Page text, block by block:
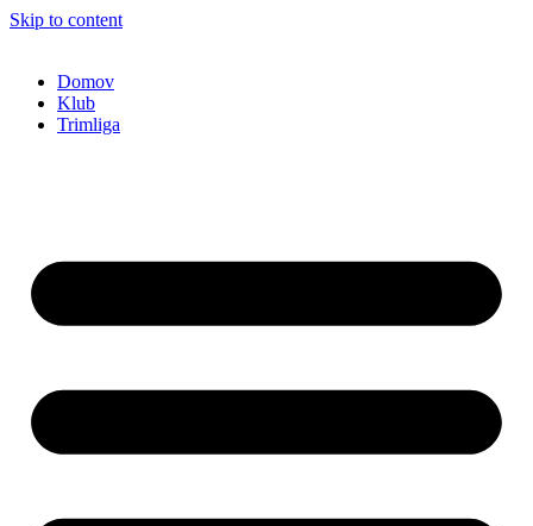
Skip to content
Domov
Klub
Trimliga